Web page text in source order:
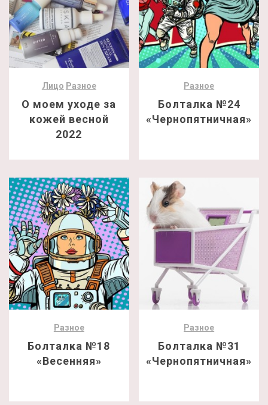
Лицо Разное
О моем уходе за
кожей весной
2022
Разное
Болталка №24
«Чернопятничная»
Разное
Болталка №18
«Весенняя»
Разное
Болталка №31
«Чернопятничная»